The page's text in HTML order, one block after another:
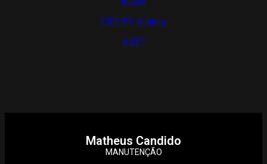
CTS TV (China)
SAT7
Matheus Candido
MANUTENÇÃO